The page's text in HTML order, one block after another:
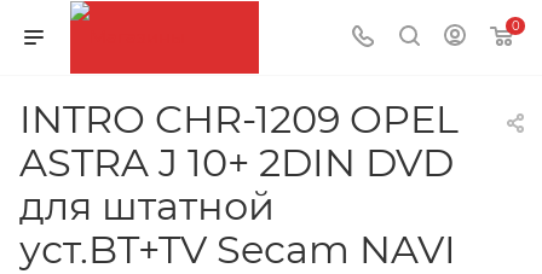
0
INTRO CHR-1209 OPEL
ASTRA J 10+ 2DIN DVD
для штатной
уст.BT+TV Secam NAVI